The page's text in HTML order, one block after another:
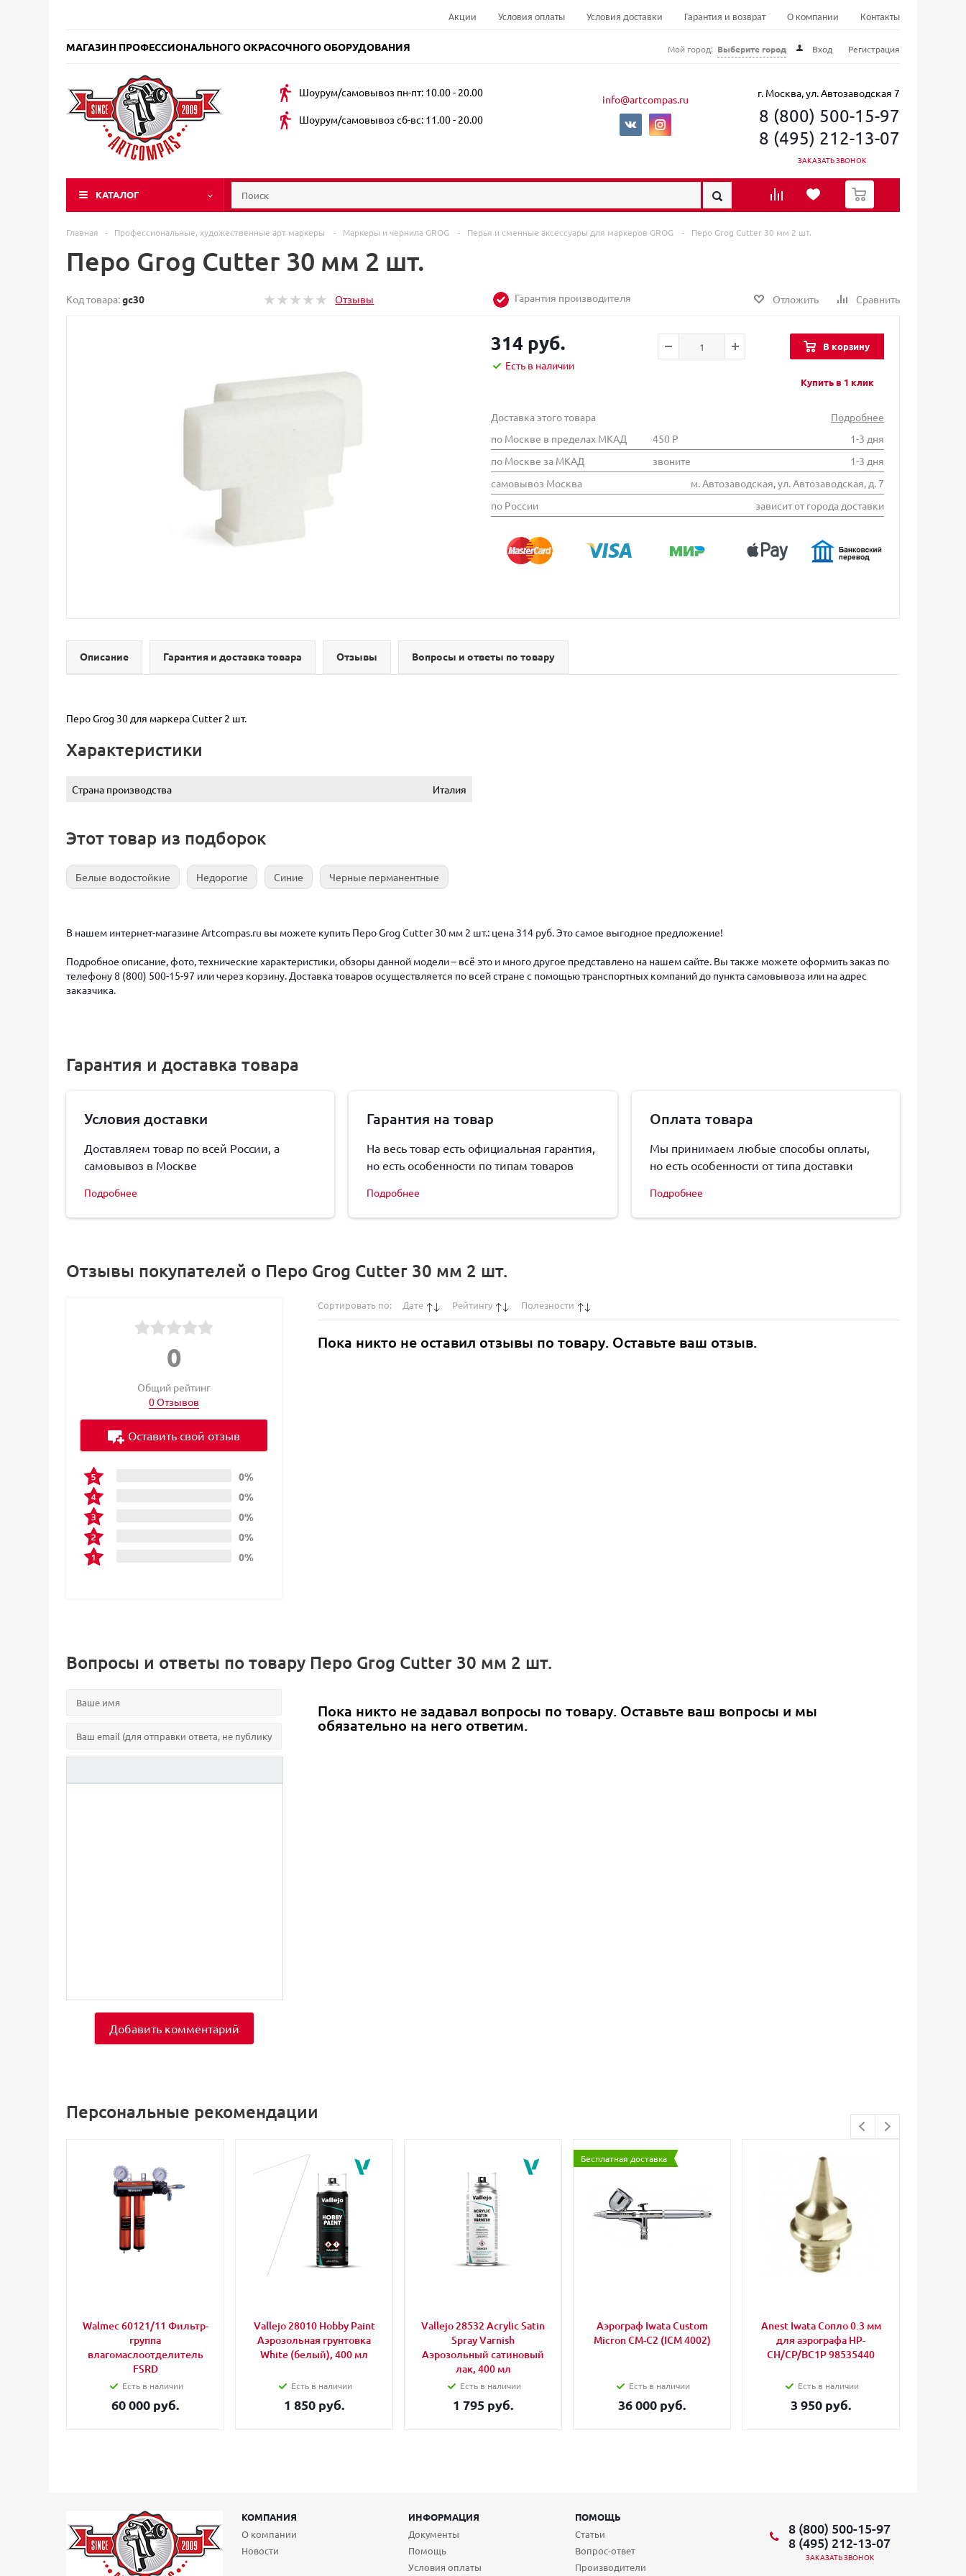
Акции Условия оплаты Условия доставки Гарантия и возврат О компании Контакты
МАГАЗИН ПРОФЕССИОНАЛЬНОГО ОКРАСОЧНОГО ОБОРУДОВАНИЯ Мой город: Выберите город Вход Регистрация
Шоурум/самовывоз пн-пт: 10.00 - 20.00
Шоурум/самовывоз сб-вс: 11.00 - 20.00
info@artcompas.ru г. Москва, ул. Автозаводская 7
8 (800) 500-15-97
8 (495) 212-13-07
ЗАКАЗАТЬ ЗВОНОК
КАТАЛОГ
0
Главная - Профессиональные, художественные арт маркеры - Маркеры и чернила GROG - Перья и сменные аксессуары для маркеров GROG - Перо Grog Cutter 30 мм 2 шт.
Перо Grog Cutter 30 мм 2 шт.
Код товара:gc30 Отзывы Гарантия производителя Отложить Сравнить
314 руб.
Есть в наличии
В корзину
Купить в 1 клик
Доставка этого товара
Подробнее
по Москве в пределах МКАД
450 Р
1-3 дня
по Москве за МКАД
звоните
1-3 дня
самовывоз Москва
м. Автозаводская, ул. Автозаводская, д. 7
по России
зависит от города доставки
Описание Гарантия и доставка товара Отзывы Вопросы и ответы по товару
Перо Grog 30 для маркера Сutter 2 шт.
Характеристики
Страна производства Италия
Этот товар из подборок
Белые водостойкие Недорогие Синие Черные перманентные
В нашем интернет-магазине Artcompas.ru вы можете купить Перо Grog Cutter 30 мм 2 шт.: цена 314 руб. Это самое выгодное предложение!
Подробное описание, фото, технические характеристики, обзоры данной модели – всё это и много другое представлено на нашем сайте. Вы также можете оформить заказ по
телефону 8 (800) 500-15-97 или через корзину. Доставка товаров осуществляется по всей стране с помощью транспортных компаний до пункта самовывоза или на адрес
заказчика.
Гарантия и доставка товара
Условия доставки
Доставляем товар по всей России, а
самовывоз в Москве
Подробнее
Гарантия на товар
На весь товар есть официальная гарантия,
но есть особенности по типам товаров
Подробнее
Оплата товара
Мы принимаем любые способы оплаты,
но есть особенности от типа доставки
Подробнее
Отзывы покупателей о Перо Grog Cutter 30 мм 2 шт.
0
Общий рейтинг
0 Отзывов
0%
0%
0%
0%
0%
Оставить свой отзыв
Сортировать по: Дате Рейтингу Полезности
Пока никто не оставил отзывы по товару. Оставьте ваш отзыв.
Вопросы и ответы по товару Перо Grog Cutter 30 мм 2 шт.
Добавить комментарий
Пока никто не задавал вопросы по товару. Оставьте ваш вопросы и мы
обязательно на него ответим.
Персональные рекомендации
Walmec 60121/11 Фильтр-
группа
влагомаслоотделитель
FSRD
Есть в наличии
60 000 руб.
Vallejo 28010 Hobby Paint
Аэрозольная грунтовка
White (белый), 400 мл
Есть в наличии
1 850 руб.
Vallejo 28532 Acrylic Satin
Spray Varnish
Аэрозольный сатиновый
лак, 400 мл
Есть в наличии
1 795 руб.
Бесплатная доставка
Аэрограф Iwata Custom
Micron CM-C2 (ICM 4002)
Есть в наличии
36 000 руб.
Anest Iwata Сопло 0.3 мм
для аэрографа HP-
CH/CP/BC1P 98535440
Есть в наличии
3 950 руб.
КОМПАНИЯ ИНФОРМАЦИЯ
ПОМОЩЬ
О компании
Новости
Документы
Помощь
Условия оплаты
Статьи
Вопрос-ответ
Производители
8 (800) 500-15-97
8 (495) 212-13-07
ЗАКАЗАТЬ ЗВОНОК